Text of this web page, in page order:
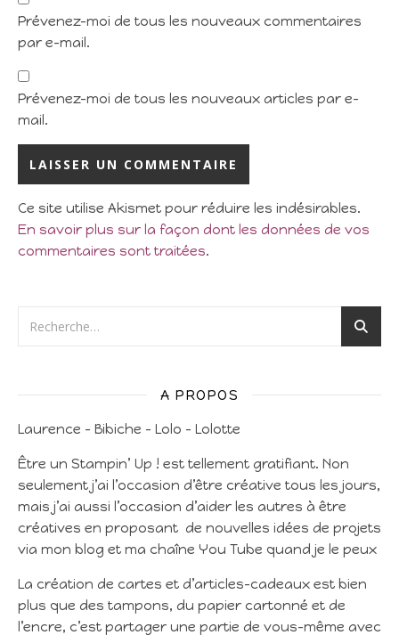
Prévenez-moi de tous les nouveaux commentaires
par e-mail.
Prévenez-moi de tous les nouveaux articles par e-
mail.
Ce site utilise Akismet pour réduire les indésirables.
En savoir plus sur la façon dont les données de vos
commentaires sont traitées.
A PROPOS
Laurence – Bibiche – Lolo – Lolotte
Être un Stampin’ Up ! est tellement gratifiant. Non
seulement j’ai l’occasion d’être créative tous les jours,
mais j’ai aussi l’occasion d’aider les autres à être
créatives en proposant de nouvelles idées de projets
via mon blog et ma chaîne You Tube quand je le peux
La création de cartes et d’articles-cadeaux est bien
plus que des tampons, du papier cartonné et de
l’encre, c’est partager une partie de vous-même avec